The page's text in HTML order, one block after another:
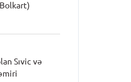
Sıvic və